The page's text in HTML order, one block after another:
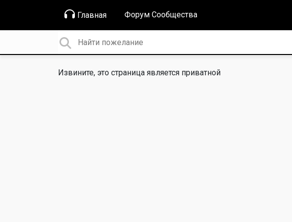
Главная Форум Сообщества
Извините, это страница является приватной